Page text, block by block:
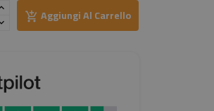
Aggiungi Al Carrello